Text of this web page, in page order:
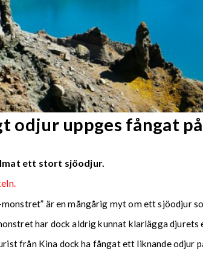
odjur uppges fångat
ett stort sjöodjur.
är en mångårig myt om ett sjöodjur
har dock aldrig kunnat klarlägga djurets
från Kina dock ha fångat ett liknande odjur